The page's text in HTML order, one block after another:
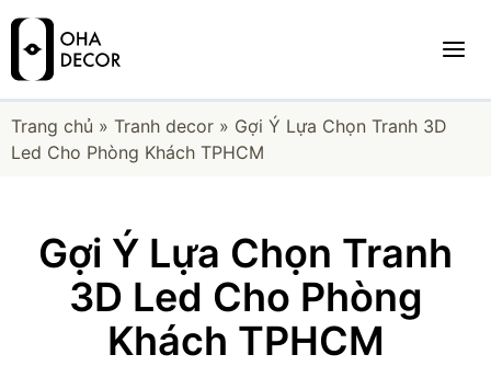
Trang chủ » Tranh decor » Gợi Ý Lựa Chọn Tranh 3D
Led Cho Phòng Khách TPHCM
Gợi Ý Lựa Chọn Tranh
3D Led Cho Phòng
Khách TPHCM